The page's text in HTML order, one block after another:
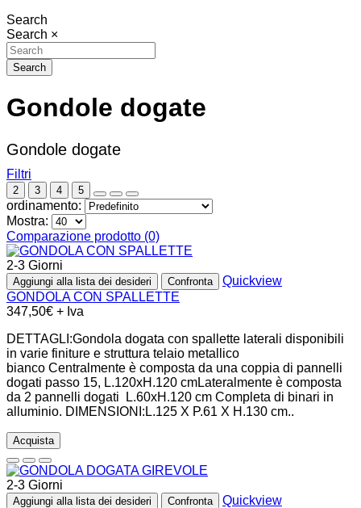
Search
Search ×
Search
Gondole dogate
Gondole dogate
Filtri
2 3 4 5
ordinamento:
Mostra:
Comparazione prodotto (0)
2-3 Giorni
Aggiungi alla lista dei desideri Confronta
Quickview
GONDOLA CON SPALLETTE
347,50€ + Iva
DETTAGLI:Gondola dogata con spallette laterali disponibili
in varie finiture e struttura telaio metallico
bianco Centralmente è composta da una coppia di pannelli
dogati passo 15, L.120xH.120 cmLateralmente è composta
da 2 pannelli dogati L.60xH.120 cm Completa di binari in
alluminio. DIMENSIONI:L.125 X P.61 X H.130 cm..
Acquista
2-3 Giorni
Aggiungi alla lista dei desideri Confronta
Quickview